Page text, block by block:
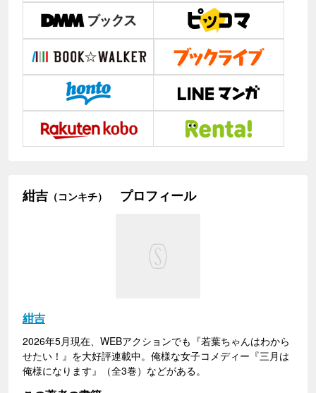
紺吉 （コンキチ） プロフィール
紺吉
2026年5月現在、WEBアクションでも『若葉ちゃんはわから
せたい！』を大好評連載中。俺様な女子コメディー『三月は
俺様になります』（全3巻）などがある。